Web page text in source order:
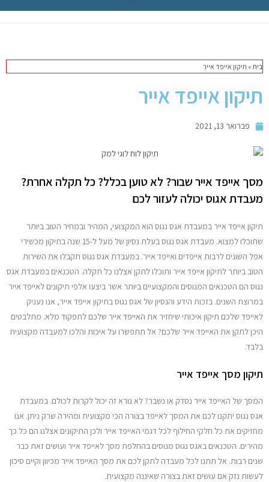
מחשבי אפל משומשים
שירות תיקונים למכשירי אפל
מדריכים
יצירת קשר
בית » תיקון אייפד אייר
תיקון אייפד אייר
פברואר 13, 2021
מסך אייפד אייר שבור? לא טוען בכלל? כל תקלה אחרת?
מעבדת אגוס יכולה לעזור לכם
תיקון אייפד אייר במעבדת אגס נגוס הוא המקצועי, המהיר ובמחיר הטוב ביותר
שתוכלו למצוא. מעבדת אגס נגוס בעלת נסיון של מעל ל-15 שנה בתיקון מכשירי
אפל השונים לרבות אייפדים ואייפד אייר. במעבדת אגס נגוס תקבלו את השירות
הטוב ביותר לתיקון אייפד אייר ותוכלו לתקן אצלנו כל תקלה. הטכנאים במעבדת אגס
נגוס הם הטכנאים המנוסים והמקצועיים ביותר אשר ביצעו אלפי תיקונים לאייפד אייר
במרוצת השנים. בזכות הידע והנסיון של אגס נגוס בתיקון אייפד אייר, אנו נעניק
לאייפד שלכם תיקון איכותי שיחזיר את האייפד אייר שלכם לתפקוד מלא. מתלבטים
היכן לתקן את האייפד אייר שלכם? אל תתפשרו על איכות והלכו למעבדה מקצועית
בלבד.
תיקון מסך אייפד אייר
המסך של האייפד אייר נסדק או נשבר? לא נורא זה יכול לקרות לכולם. במעבדת
אגס נגוס יתקנו לכם את המסך לאייפד בצורה הכי מקצועית ומהירה שרק ניתן. אנו
מחזיקים את כל חלקי החילוף לכל דגמי האייפד אייר ולכן התיקונים אצלנו הם כל כך
מהירים. הטכנאים באגס נגוס מנוסים בהחלפת מסך לאייפד אייר ועושים זאת כבר
שנים רבות. אל תתנו לכל מעבדה לתקן לכם את מסך האייפד אייר מכיוון וקיים סיכון
לעשות נזק אם עושים זאת בצורה שאיננה מקצועית.